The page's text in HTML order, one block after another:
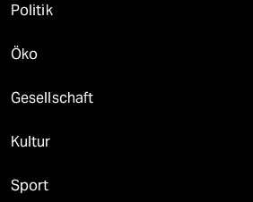
Politik
Öko
Gesellschaft
Kultur
Sport